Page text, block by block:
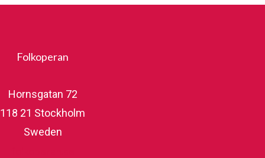
Folkoperan
Hornsgatan 72
118 21 Stockholm
Sweden